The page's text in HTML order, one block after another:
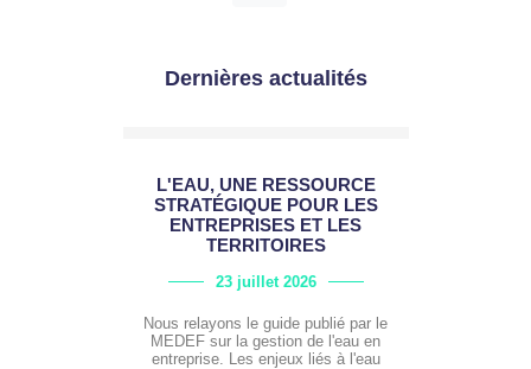
Dernières actualités
L'EAU, UNE RESSOURCE
STRATÉGIQUE POUR LES
ENTREPRISES ET LES
TERRITOIRES
23 juillet 2026
Nous relayons le guide publié par le
MEDEF sur la gestion de l'eau en
entreprise. Les enjeux liés à l'eau